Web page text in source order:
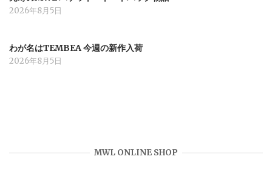
2026年8月5日
わが名はTEMBEA 今週の新作入荷
2026年8月5日
MWL ONLINE SHOP